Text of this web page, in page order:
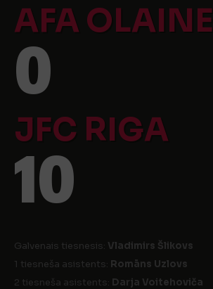
AFA OLAINE
0
JFC RIGA
10
Galvenais tiesnesis: Vladimirs Šlikovs
1 tiesneša asistents: Romāns Uzlovs
2 tiesneša asistents: Darja Voitehoviča